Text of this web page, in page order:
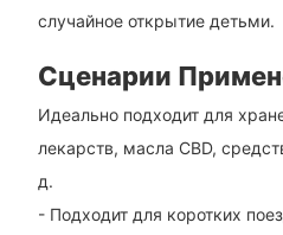
случайное открытие детьми.
Сценарии
Идеально подходит для
лекарств, масла CBD,
д.
- Подходит для коротких